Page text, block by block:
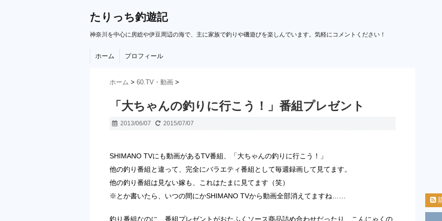
たりっち釣遊記
神奈川を中心に房総や伊豆周辺の海で、主に家族で釣りや磯遊びを楽しんでいます。気軽にコメントください！
ホーム プロフィール
ホーム > 60.TV・動画 >
「大ちゃんの釣りに行こう！」番組プレゼント
2013/06/07 2015/07/07
SHIMANO TVにも動画があるTV番組、「大ちゃんの釣りに行こう！」
他の釣り番組と違って、完全にバラエティ番組として毎週録画して見てます。
他の釣り番組は見ない嫁も、これはたまに見てます（笑）
※とか書いたら、いつの間にかSHIMANO TVから動画全部消えてますね……
釣り番組なのに、番組プレゼントがおたふくソース商品詰め合わせだったり、こんにゃくの